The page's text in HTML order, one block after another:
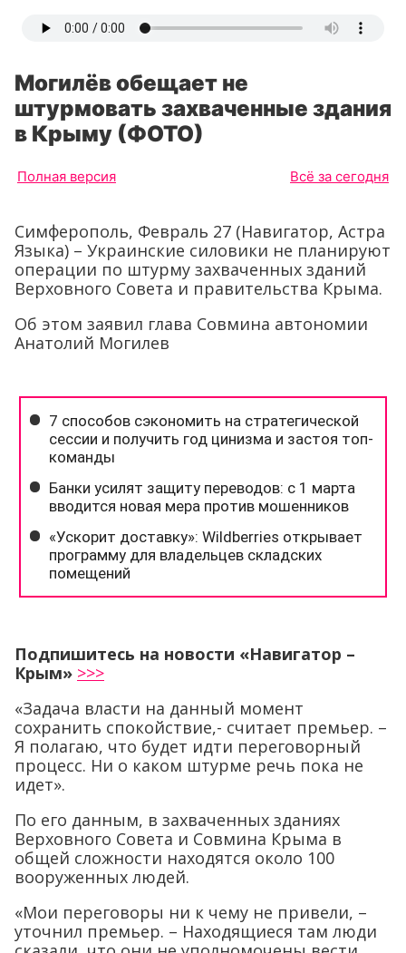
Могилёв обещает не
штурмовать захваченные здания
в Крыму (ФОТО)
Полная версия Всё за сегодня
Симферополь, Февраль 27 (Навигатор, Астра
Языка) – Украинские силовики не планируют
операции по штурму захваченных зданий
Верховного Совета и правительства Крыма.
Об этом заявил глава Совмина автономии
Анатолий Могилев
Подпишитесь на новости «Навигатор –
Крым» >>>
«Задача власти на данный момент
сохранить спокойствие,- считает премьер. –
Я полагаю, что будет идти переговорный
процесс. Ни о каком штурме речь пока не
идет».
По его данным, в захваченных зданиях
Верховного Совета и Совмина Крыма в
общей сложности находятся около 100
вооруженных людей.
«Мои переговоры ни к чему не привели, –
уточнил премьер. – Находящиеся там люди